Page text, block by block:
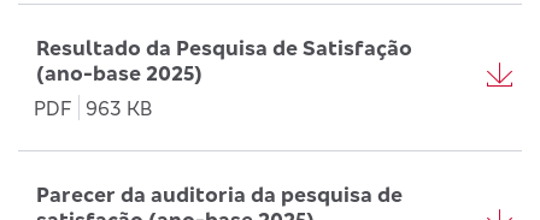
Resultado da Pesquisa de Satisfação
(ano-base 2025)
PDF
963 KB
Parecer da auditoria da pesquisa de